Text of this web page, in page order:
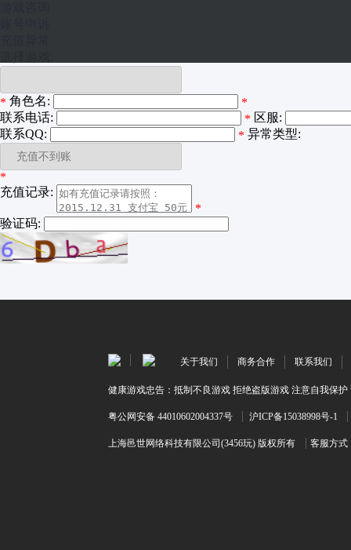
* 角色名:
*
联系电话:
* 区服:
联系QQ:
* 异常类型:
*
充值记录:
*
验证码:
关于我们 商务合作 联系我们
健康游戏忠告：抵制不良游戏 拒绝盗版游戏 注意自我保
粤公网安备 44010602004337号 沪ICP备15038998号-1
上海邑世网络科技有限公司(3456玩) 版权所有 客服方式